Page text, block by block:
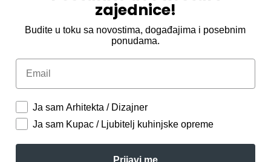
zajednice!
Budite u toku sa novostima, događajima i posebnim
ponudama.
Email
Ja sam Arhitekta / Dizajner
Ja sam Kupac / Ljubitelj kuhinjske opreme
Prijavi me